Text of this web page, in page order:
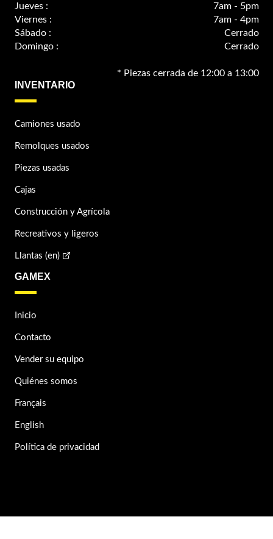
Jueves :
7am - 5pm
Viernes :
7am - 4pm
Sábado :
Cerrado
Domingo :
Cerrado
* Piezas cerrada de 12:00 a 13:00
INVENTARIO
Camiones usado
Remolques usados
Piezas usadas
Cajas
Construcción y Agrícola
Recreativos y ligeros
Llantas (en)
GAMEX
Inicio
Contacto
Vender su equipo
Quiénes somos
Français
English
Política de privacidad